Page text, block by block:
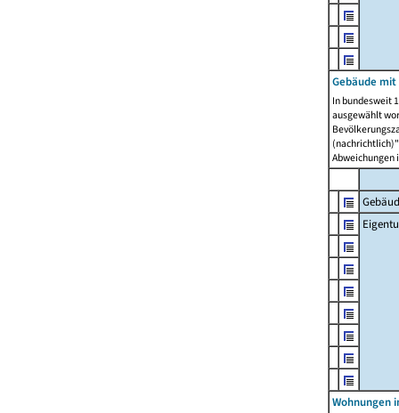
Gebäude
In bundesweit
ausgewählt
Abweichungen
Wohnungen